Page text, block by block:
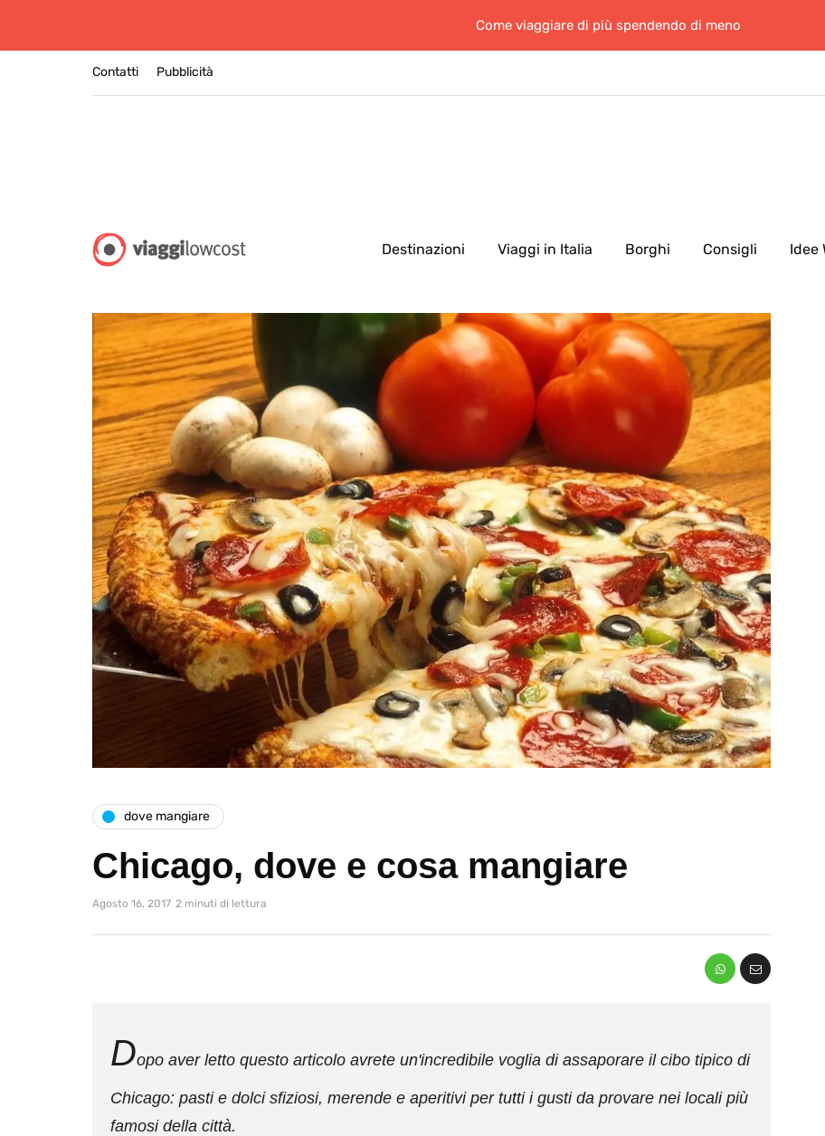
Come viaggiare di più spendendo di meno
Contatti Pubblicità
Destinazioni Viaggi in Italia Borghi Consigli Idee
dove mangiare
Chicago, dove e cosa mangiare
Agosto 16, 2017 2 minuti di lettura
Dopo aver letto questo articolo avrete un'incredibile voglia di assaporare il cibo tipico di
Chicago: pasti e dolci sfiziosi, merende e aperitivi per tutti i gusti da provare nei locali più
famosi della città.